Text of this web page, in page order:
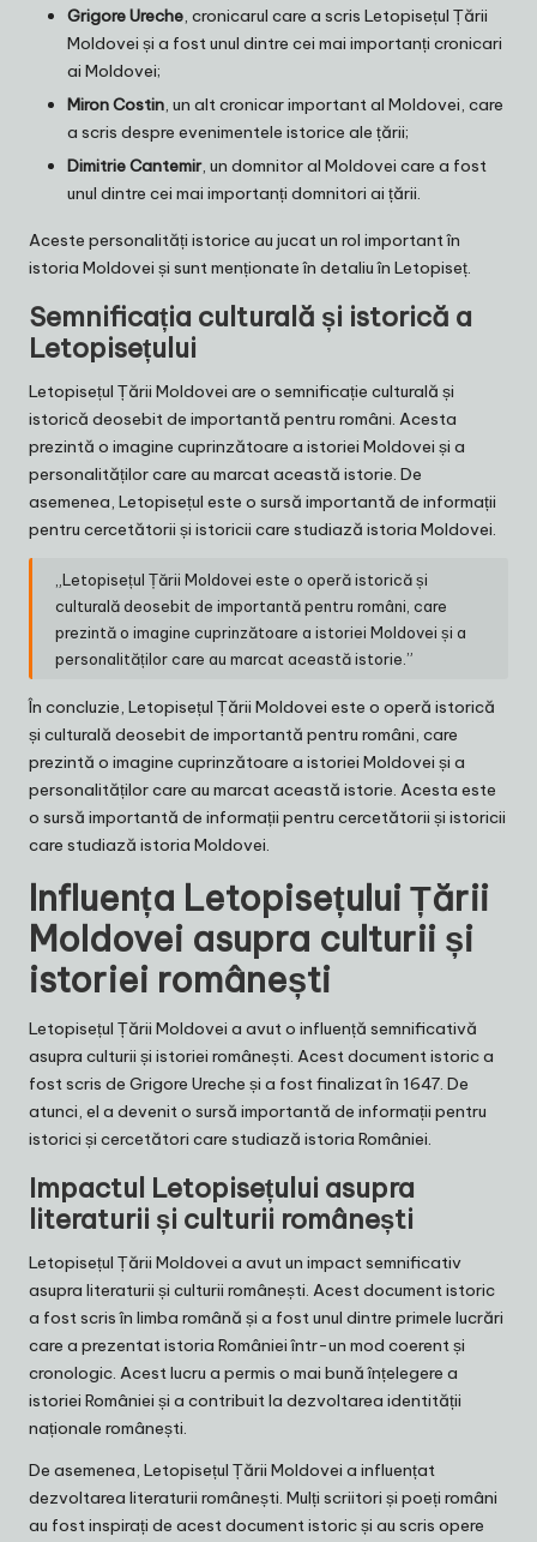
Grigore Ureche, cronicarul care a scris Letopisețul Țării
Moldovei și a fost unul dintre cei mai importanți cronicari
ai Moldovei;
Miron Costin, un alt cronicar important al Moldovei, care
a scris despre evenimentele istorice ale țării;
Dimitrie Cantemir, un domnitor al Moldovei care a fost
unul dintre cei mai importanți domnitori ai țării.
Aceste personalități istorice au jucat un rol important în
istoria Moldovei și sunt menționate în detaliu în Letopiseț.
Semnificația culturală și istorică a
Letopisețului
Letopisețul Țării Moldovei are o semnificație culturală și
istorică deosebit de importantă pentru români. Acesta
prezintă o imagine cuprinzătoare a istoriei Moldovei și a
personalităților care au marcat această istorie. De
asemenea, Letopisețul este o sursă importantă de informații
pentru cercetătorii și istoricii care studiază istoria Moldovei.
„Letopisețul Țării Moldovei este o operă istorică și
culturală deosebit de importantă pentru români, care
prezintă o imagine cuprinzătoare a istoriei Moldovei și a
personalităților care au marcat această istorie.”
În concluzie, Letopisețul Țării Moldovei este o operă istorică
și culturală deosebit de importantă pentru români, care
prezintă o imagine cuprinzătoare a istoriei Moldovei și a
personalităților care au marcat această istorie. Acesta este
o sursă importantă de informații pentru cercetătorii și istoricii
care studiază istoria Moldovei.
Influența Letopisețului Țării
Moldovei asupra culturii și
istoriei românești
Letopisețul Țării Moldovei a avut o influență semnificativă
asupra culturii și istoriei românești. Acest document istoric a
fost scris de Grigore Ureche și a fost finalizat în 1647. De
atunci, el a devenit o sursă importantă de informații pentru
istorici și cercetători care studiază istoria României.
Impactul Letopisețului asupra
literaturii și culturii românești
Letopisețul Țării Moldovei a avut un impact semnificativ
asupra literaturii și culturii românești. Acest document istoric
a fost scris în limba română și a fost unul dintre primele lucrări
care a prezentat istoria României într-un mod coerent și
cronologic. Acest lucru a permis o mai bună înțelegere a
istoriei României și a contribuit la dezvoltarea identității
naționale românești.
De asemenea, Letopisețul Țării Moldovei a influențat
dezvoltarea literaturii românești. Mulți scriitori și poeți români
au fost inspirați de acest document istoric și au scris opere